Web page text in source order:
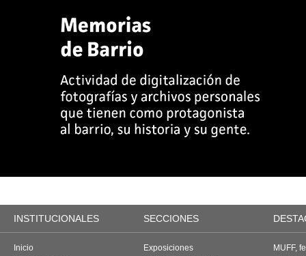
INSTITUCIONALES SECCIONES
Inicio
Exposiciones
MUFF,